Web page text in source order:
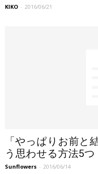
KIKO - 2016/06/21
「やっぱりお前と
う思わせる方法5つ
Sunflowers - 2016/06/14